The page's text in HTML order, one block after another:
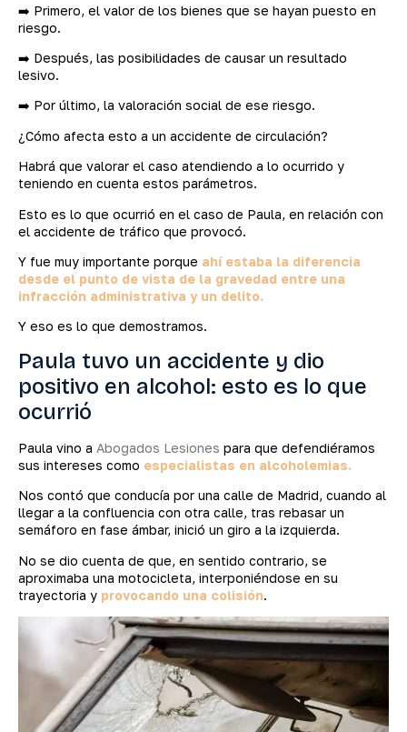
➡️ Primero, el valor de los bienes que se hayan puesto en
riesgo.
➡️ Después, las posibilidades de causar un resultado
lesivo.
➡️ Por último, la valoración social de ese riesgo.
¿Cómo afecta esto a un accidente de circulación?
Habrá que valorar el caso atendiendo a lo ocurrido y
teniendo en cuenta estos parámetros.
Esto es lo que ocurrió en el caso de Paula, en relación con
el accidente de tráfico que provocó.
Y fue muy importante porque ahí estaba la diferencia
desde el punto de vista de la gravedad entre una
infracción administrativa y un delito.
Y eso es lo que demostramos.
Paula tuvo un accidente y dio
positivo en alcohol: esto es lo que
ocurrió
Paula vino a Abogados Lesiones para que defendiéramos
sus intereses como especialistas en alcoholemias.
Nos contó que conducía por una calle de Madrid, cuando al
llegar a la confluencia con otra calle, tras rebasar un
semáforo en fase ámbar, inició un giro a la izquierda.
No se dio cuenta de que, en sentido contrario, se
aproximaba una motocicleta, interponiéndose en su
trayectoria y provocando una colisión.